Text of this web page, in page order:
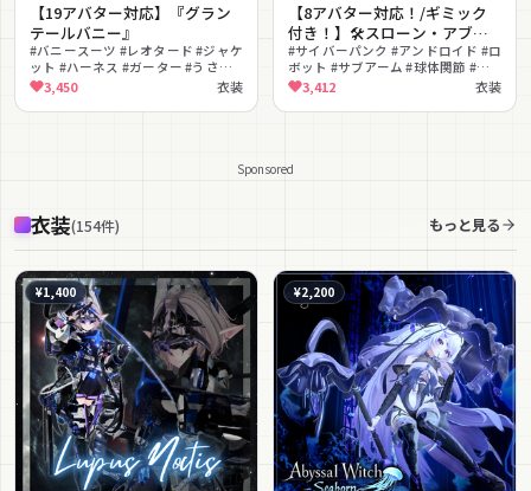
【19アバター対応】『グラン
テールバニー』
#バニースーツ #レオタード #ジャケ
ット #ハーネス #ガーター #うさ耳 #
ニーハイブーツ #セクシー #フェテ
ィッシュ #ボンデージ
3,450 衣装
【8アバター対応！/ギミック
付き！】🛠️スローン・アブセ
ンス
#サイバーパンク #アンドロイド #ロ
ボット #サブアーム #球体関節 #ギ
ミック付き #拘束具 #ホバー #MA対
応 #メカ
3,412 衣装
Sponsored
衣装(154件) もっと見る
¥1,400 ¥2,200